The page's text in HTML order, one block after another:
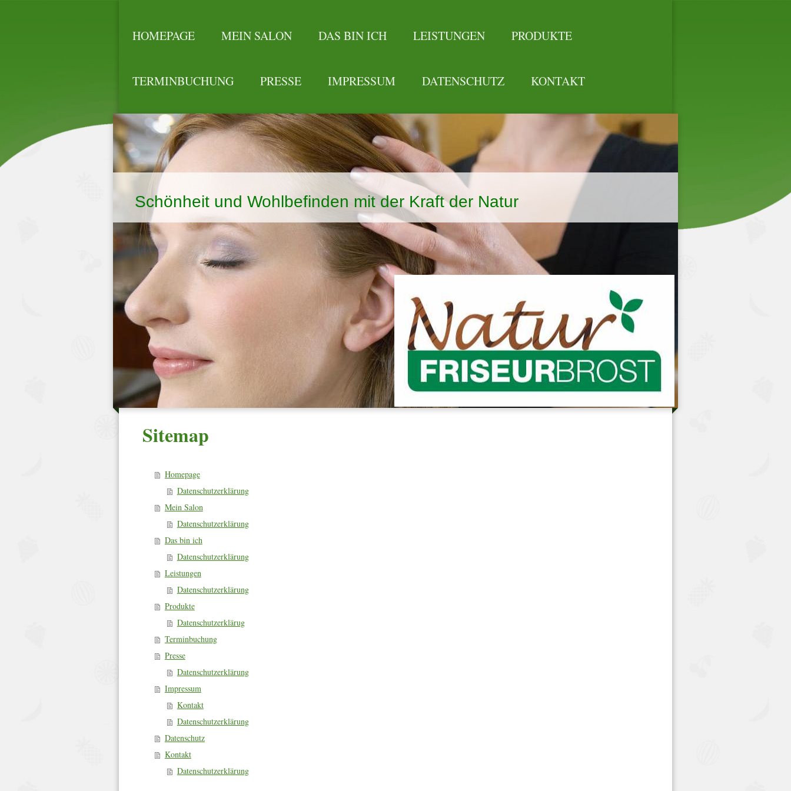
HOMEPAGE MEIN SALON DAS BIN ICH LEISTUNGEN PRODUKTE
TERMINBUCHUNG PRESSE IMPRESSUM DATENSCHUTZ KONTAKT
Schönheit und Wohlbefinden mit der Kraft der Natur
Sitemap
Homepage
Datenschutzerklärung
Mein Salon
Datenschutzerklärung
Das bin ich
Datenschutzerklärung
Leistungen
Datenschutzerklärung
Produkte
Datenschutzerklärug
Terminbuchung
Presse
Datenschutzerklärung
Impressum
Kontakt
Datenschutzerklärung
Datenschutz
Kontakt
Datenschutzerklärung